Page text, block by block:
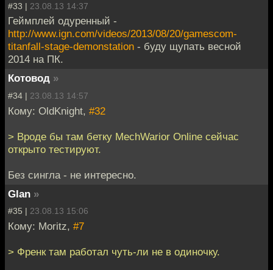
#33 | 23.08.13 14:37
Геймплей одуренный -
http://www.ign.com/videos/2013/08/20/gamescom-
titanfall-stage-demonstation - буду щупать весной
2014 на ПК.
Котовод »
#34 | 23.08.13 14:57
Кому: OldKnight, #32
> Вроде бы там бетку MechWarior Online сейчас
открыто тестируют.
Без сингла - не интересно.
Glan »
#35 | 23.08.13 15:06
Кому: Moritz, #7
> Френк там работал чуть-ли не в одиночку.